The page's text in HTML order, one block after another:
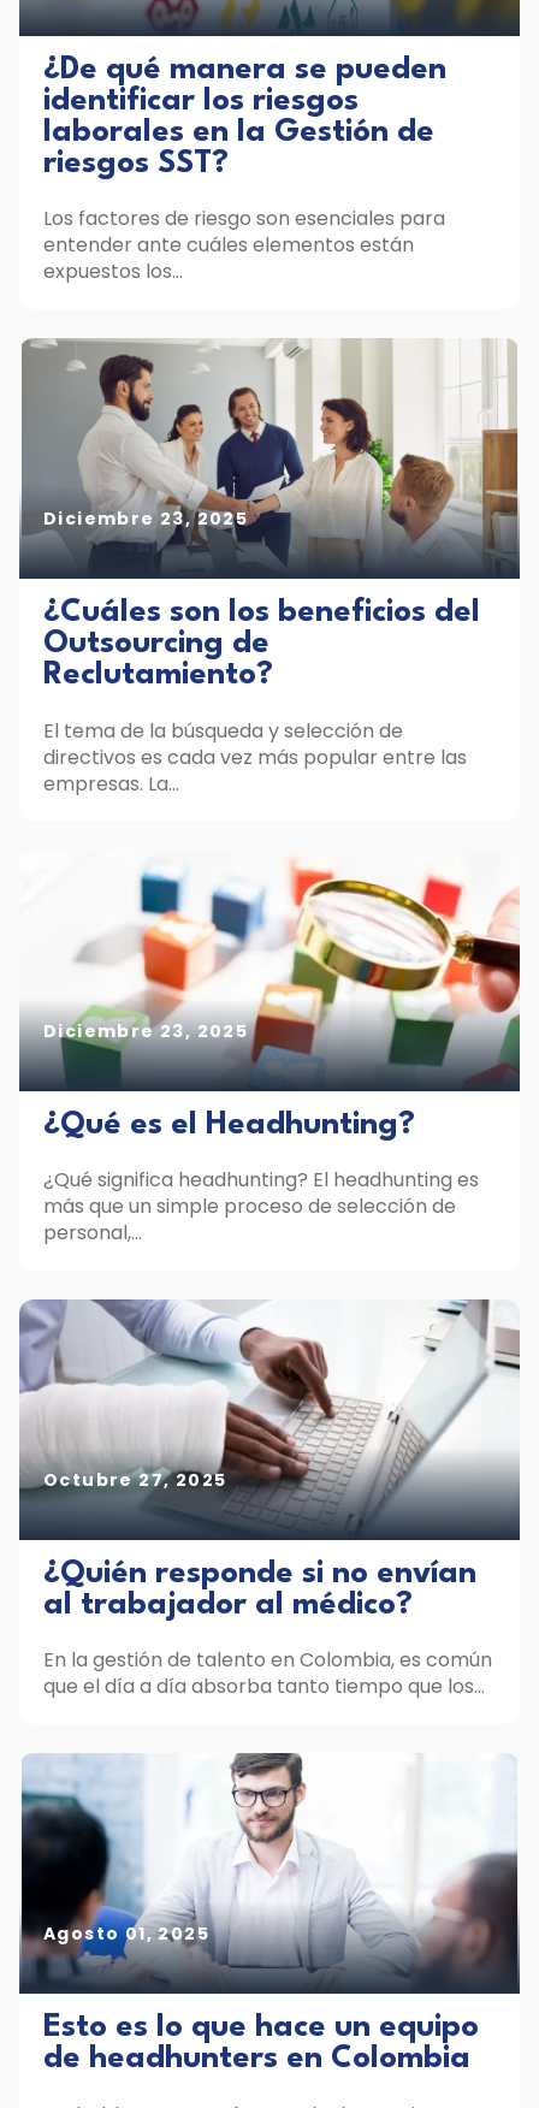
¿De qué manera se pueden
identificar los riesgos
laborales en la Gestión de
riesgos SST?
Los factores de riesgo son esenciales para
entender ante cuáles elementos están
expuestos los...
Diciembre 23, 2025
¿Cuáles son los beneficios del
Outsourcing de
Reclutamiento?
El tema de la búsqueda y selección de
directivos es cada vez más popular entre las
empresas. La...
Diciembre 23, 2025
¿Qué es el Headhunting?
¿Qué significa headhunting? El headhunting es
más que un simple proceso de selección de
personal,...
Octubre 27, 2025
¿Quién responde si no envían
al trabajador al médico?
En la gestión de talento en Colombia, es común
que el día a día absorba tanto tiempo que los...
Agosto 01, 2025
Esto es lo que hace un equipo
de headhunters en Colombia